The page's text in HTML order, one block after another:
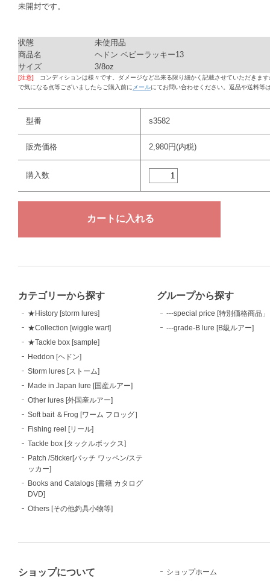
未開封です。
状態
未使用品
商品名
ヘドン ベビーラッキー13
サイズ
3/8oz
[注意] コンディションは様々です。ダメージなど出来る限り細かく記載させていただきま
で気になる点等ございましたらご購入前にメールにてお問い合わせください。返品や送料等
型番 s3582
販売価格 2,980円(内税)
購入数
カテゴリーから探す
★History [storm lures]
★Collection [wiggle wart]
★Tackle box [sample]
Heddon [ヘドン]
Storm lures [ストーム]
Made in Japan lure [国産ルアー]
Other lures [外国産ルアー]
Soft bait ＆Frog [ワーム フロッグ］
Fishing reel [リール]
Tackle box [タックルボックス]
Patch /Sticker[パッチ ワッペン/ステ
ッカー]
Books and Catalogs [書籍 カタログ
DVD]
Others [その他釣具小物等]
グループから探す
---special price [特別価格商品」
---grade-B lure [B級ルアー]
ショップについて
ショップホーム